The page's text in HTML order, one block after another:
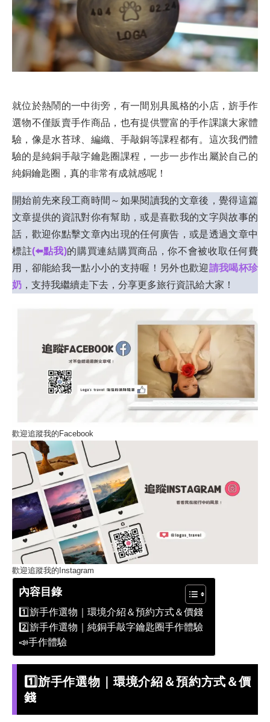
就位於熱鬧的一中街旁，有一間別具風格的小店，旂手作
選物不僅販賣手作商品，也有提供豐富的手作課讓大家體
驗，像是水苔球、編織、手敲銅等課程都有。這次我們體
驗的是純銅手敲字鑰匙圈課程，一步一步作出屬於自己的
純銅鑰匙圈，真的非常有成就感呢！
開始前先來段工商時間～如果閱讀我的文章後，覺得這篇
文章提供的資訊對你有幫助，或是喜歡我的文字與故事的
話，歡迎你點擊文章內出現的任何廣告，或是透過文章中
標註(⬅️點我)的購買連結購買商品，你不會被收取任何費
用，卻能給我一點小小的支持喔！另外也歡迎請我喝杯珍
奶 ，支持我繼續走下去，分享更多旅行資訊給大家！
歡迎追蹤我的Facebook
歡迎追蹤我的Instagram
內容目錄
1️⃣旂手作選物｜環境介紹＆預約方式＆價錢
2️⃣旂手作選物｜純銅手敲字鑰匙圈手作體驗
📣手作體驗
1️⃣旂手作選物｜環境介紹＆預約方式＆價
錢